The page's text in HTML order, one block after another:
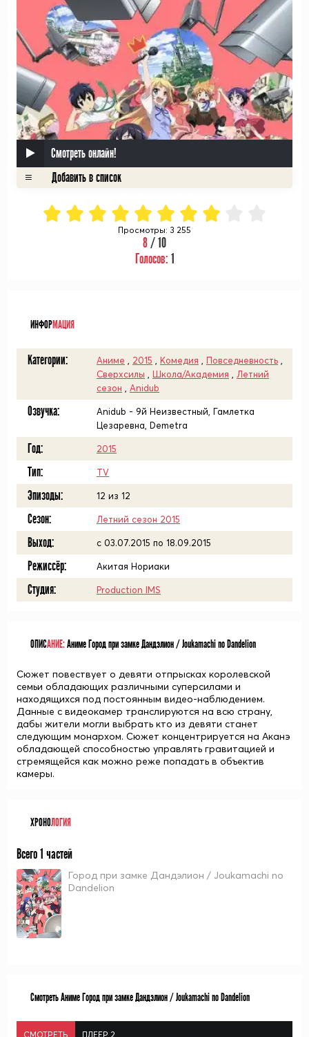
Смотреть онлайн!
Просмотры: 3 255
8/ 10
Голосов: 1
ИНФОРМАЦИЯ
Категории: Аниме 2015 Комедия Повседневность
Сверхсилы
Школа/Академия
Летний
сезон
Anidub
Озвучка:
Anidub - 9й Неизвестный, Гамлетка
Цезаревна, Demetra
Год: 2015
Тип: TV
Эпизоды: 12 из 12
Сезон: Летний сезон 2015
Выход: c 03.07.2015 по 18.09.2015
Режиссёр: Акитая Нориаки
Студия: Production IMS
ОПИСАНИЕ:Аниме Город при замке Дандэлион / Joukamachi no Dandelion
Сюжет повествует о девяти отпрысках королевской
семьи обладающих различными суперсилами и
находящихся под постоянным видео-наблюдением.
Данные с видеокамер транслируются на всю страну,
дабы жители могли выбрать кто из девяти станет
следующим монархом. Сюжет концентрируется на Аканэ
обладающей способностью управлять гравитацией и
стремящейся как можно реже попадать в объектив
камеры.
ХРОНОЛОГИЯ
Всего 1 частей
Город при замке Дандэлион / Joukamachi no
Dandelion
Смотреть Аниме Город при замке Дандэлион / Joukamachi no Dandelion
СМОТРЕТЬ ПЛЕЕР 2